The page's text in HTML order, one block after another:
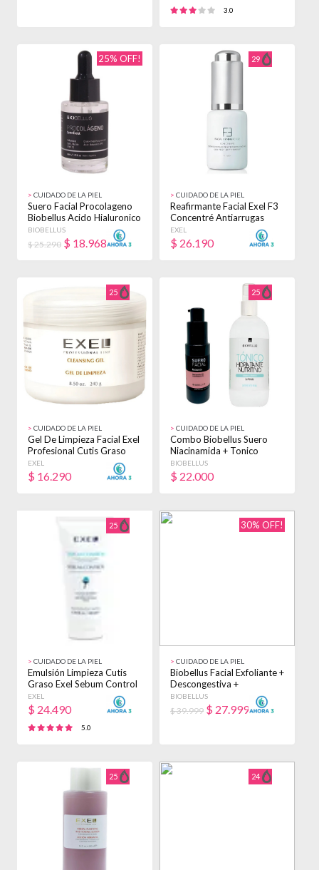
3.0
25% OFF!
> CUIDADO DE LA PIEL
Suero Facial Procolageno
Biobellus Acido Hialuronico
X 30ml - Todo Tipo De Piel
- Día/noche
BIOBELLUS
$ 25.290 $ 18.968
29
> CUIDADO DE LA PIEL
Reafirmante Facial Exel F3
Concentré Antiarrugas
15ml Todo Tipo De Piel
Día/noche
EXEL
$ 26.190
25
> CUIDADO DE LA PIEL
Gel De Limpieza Facial Exel
Profesional Cutis Graso
240gr Todo Tipo De Piel
Día/noche
EXEL
$ 16.290
25
> CUIDADO DE LA PIEL
Combo Biobellus Suero
Niacinamida + Tonico
Hidratante
BIOBELLUS
$ 22.000
25
> CUIDADO DE LA PIEL
Emulsión Limpieza Cutis
Graso Exel Sebum Control
X 100ml - Grasa
EXEL
$ 24.490
5.0
30% OFF!
> CUIDADO DE LA PIEL
Biobellus Facial Exfoliante +
Descongestiva +
Hidronutritiva Mixta
Día/noche
BIOBELLUS
$ 39.999 $ 27.999
25 24